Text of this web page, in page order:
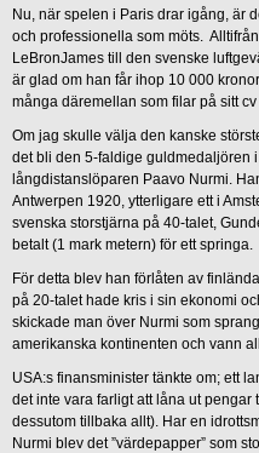
Nu, när spelen i Paris drar igång, är
och professionella som möts.
LeBronJames till den svenske
är glad om han får ihop 10 000
många däremellan som filar på sitt
Om jag skulle välja den kanske
det bli den 5-faldige guldmedaljören
långdistanslöparen Paavo Nurmi.
Antwerpen 1920, ytterligare ett i
svenska storstjärna på 40-talet,
betalt (1 mark metern) för ett springa.
För detta blev han förlåten av
på 20-talet hade kris i sin ekonomi
skickade man över Nurmi som
amerikanska kontinenten och vann
USA:s finansminister tänkte om; ett
det inte vara farligt att låna ut pengar
dessutom tillbaka allt). Har en
Nurmi blev det ”värdepapper” som